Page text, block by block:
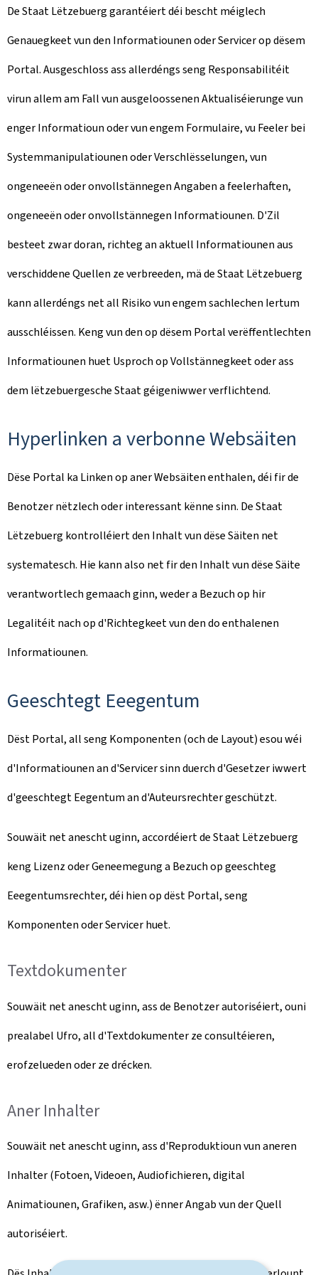
De Staat Lëtzebuerg garantéiert déi bescht méiglech
Genauegkeet vun den Informatiounen oder Servicer op dësem
Portal. Ausgeschloss ass allerdéngs seng Responsabilitéit
virun allem am Fall vun ausgeloossenen Aktualiséierunge vun
enger Informatioun oder vun engem Formulaire, vu Feeler bei
Systemmanipulatiounen oder Verschlësselungen, vun
ongeneeën oder onvollstännegen Angaben a feelerhaften,
ongeneeën oder onvollstännegen Informatiounen. D'Zil
besteet zwar doran, richteg an aktuell Informatiounen aus
verschiddene Quellen ze verbreeden, mä de Staat Lëtzebuerg
kann allerdéngs net all Risiko vun engem sachlechen Iertum
ausschléissen. Keng vun den op dësem Portal verëffentlechten
Informatiounen huet Usproch op Vollstännegkeet oder ass
dem lëtzebuergesche Staat géigeniwwer verflichtend.
Hyperlinken a verbonne Websäiten
Dëse Portal ka Linken op aner Websäiten enthalen, déi fir de
Benotzer nëtzlech oder interessant kënne sinn. De Staat
Lëtzebuerg kontrolléiert den Inhalt vun dëse Säiten net
systematesch. Hie kann also net fir den Inhalt vun dëse Säite
verantwortlech gemaach ginn, weder a Bezuch op hir
Legalitéit nach op d'Richtegkeet vun den do enthalenen
Informatiounen.
Geeschtegt Eeegentum
Dëst Portal, all seng Komponenten (och de Layout) esou wéi
d'Informatiounen an d'Servicer sinn duerch d'Gesetzer iwwert
d'geeschtegt Eegentum an d'Auteursrechter geschützt.
Souwäit net anescht uginn, accordéiert de Staat Lëtzebuerg
keng Lizenz oder Geneemegung a Bezuch op geeschteg
Eeegentumsrechter, déi hien op dëst Portal, seng
Komponenten oder Servicer huet.
Textdokumenter
Souwäit net anescht uginn, ass de Benotzer autoriséiert, ouni
prealabel Ufro, all d'Textdokumenter ze consultéieren,
erofzelueden oder ze drécken.
Aner Inhalter
Souwäit net anescht uginn, ass d'Reproduktioun vun aneren
Inhalter (Fotoen, Videoen, Audiofichieren, digital
Animatiounen, Grafiken, asw.) ënner Angab vun der Quell
autoriséiert.